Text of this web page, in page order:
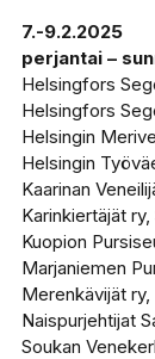
7.-9.2.2025
perjantai –
Helsingfors
Helsingfors
Helsingin
Helsingin
Kaarinan
Karinkiertäjät ry,
Kuopion
Marjaniemen
Merenkävijät ry,
Naispurjehtijat
Soukan